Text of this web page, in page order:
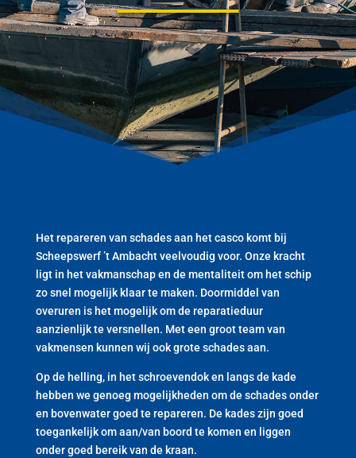
Het repareren van schades aan het casco komt bij
Scheepswerf ’t Ambacht veelvoudig voor. Onze kracht
ligt in het vakmanschap en de mentaliteit om het schip
zo snel mogelijk klaar te maken. Doormiddel van
overuren is het mogelijk om de reparatieduur
aanzienlijk te versnellen. Met een groot team van
vakmensen kunnen wij ook grote schades aan.
Op de helling, in het schroevendok en langs de kade
hebben we genoeg mogelijkheden om de schades onder
en bovenwater goed te repareren. De kades zijn goed
toegankelijk om aan/van boord te komen en liggen
onder goed bereik van de kraan.